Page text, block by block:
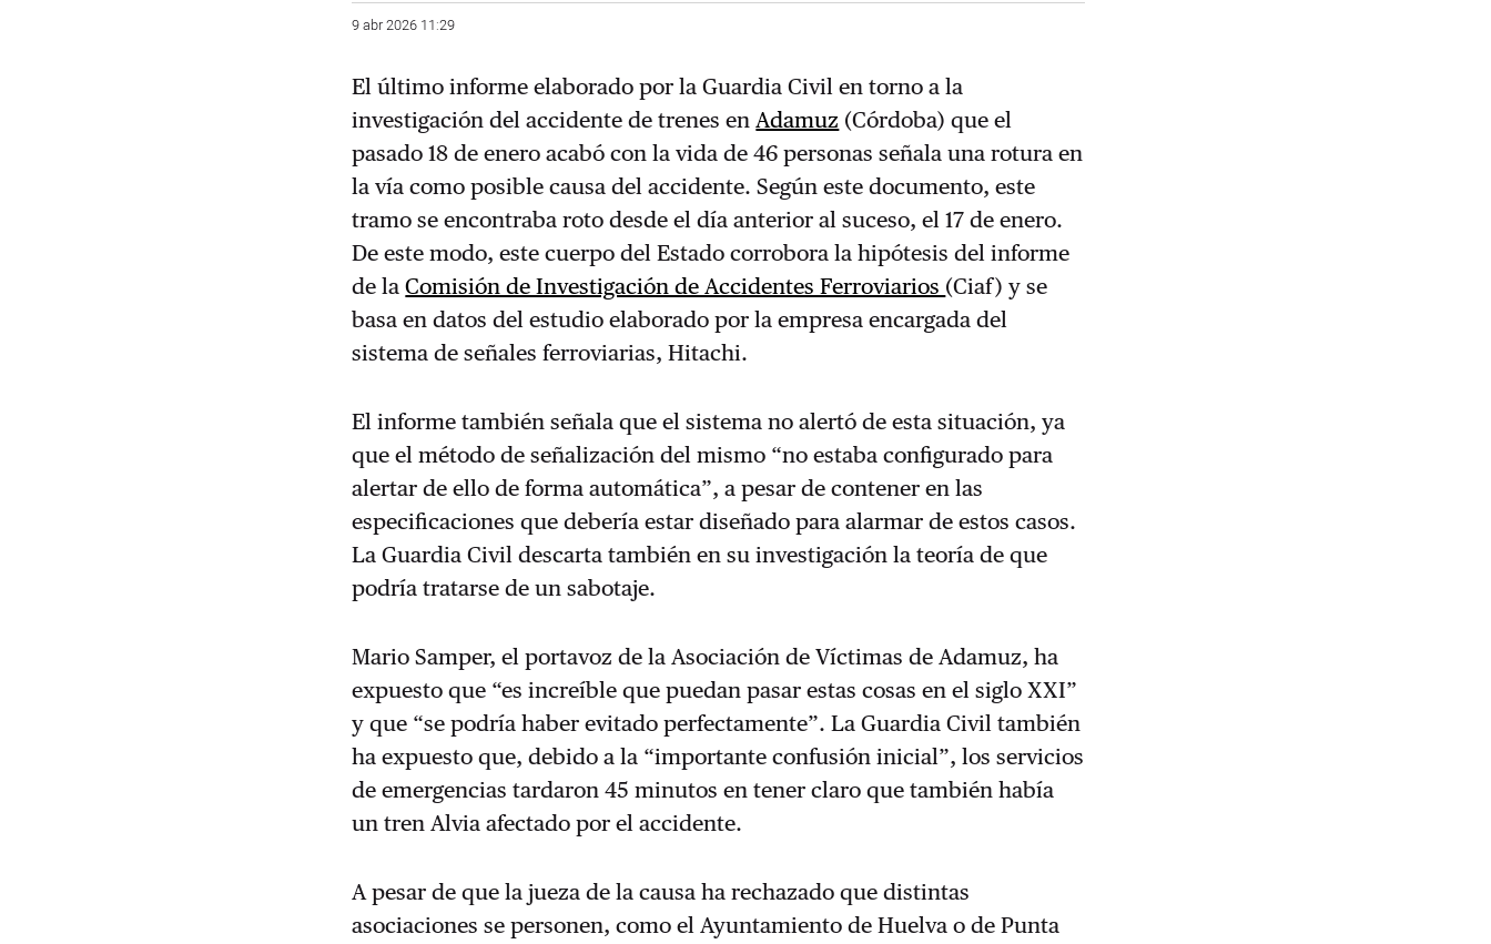
9 abr 2026 11:29
El último informe elaborado por la Guardia Civil en torno a la
investigación del accidente de trenes enAdamuz (Córdoba) que el
pasado 18 de enero acabó con la vida de 46 personas señala una rotura en
la vía como posible causa del accidente. Según este documento, este
tramo se encontraba roto desde el día anterior al suceso, el 17 de enero.
De este modo, este cuerpo del Estado corrobora la hipótesis del informe
de laComisión de Investigación de Accidentes Ferroviarios (Ciaf) y se
basa en datos del estudio elaborado por la empresa encargada del
sistema de señales ferroviarias, Hitachi.
El informe también señala que el sistema no alertó de esta situación, ya
que el método de señalización del mismo “no estaba configurado para
alertar de ello de forma automática”, a pesar de contener en las
especificaciones que debería estar diseñado para alarmar de estos casos.
La Guardia Civil descarta también en su investigación la teoría de que
podría tratarse de un sabotaje.
Mario Samper, el portavoz de la Asociación de Víctimas de Adamuz, ha
expuesto que “es increíble que puedan pasar estas cosas en el siglo XXI”
y que “se podría haber evitado perfectamente”.La Guardia Civil también
ha expuesto que, debido a la “importante confusión inicial”, los servicios
de emergencias tardaron 45 minutos en tener claro que también había
un tren Alvia afectado por el accidente.
A pesar de que la jueza de la causa ha rechazado que distintas
asociaciones se personen, como el Ayuntamiento de Huelva o de Punta